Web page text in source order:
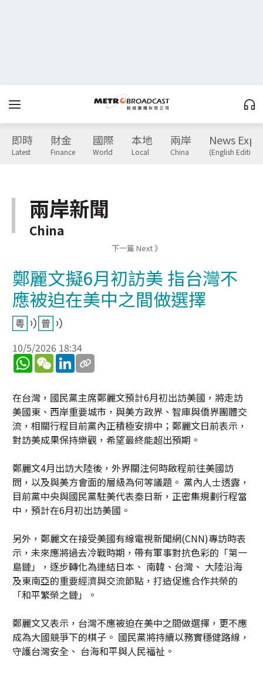
即時
Latest
財金
Finance
國際
World
本地
Local
兩岸
China
News
(English Edition)
兩岸新聞
China
下一篇 Next 》
鄭麗文擬6月初訪美 指台灣不
應被迫在美中之間做選擇
10/5/2026 18:34
WhatsApp
WeChatLinkedIn
在台灣，國民黨主席鄭麗文預計6月初出訪美國，將走訪
美國東、西岸重要城市，與美方政界、智庫與僑界團體交
流，相關行程目前黨內正積極安排中；鄭麗文日前表示，
對訪美成果保持樂觀，希望最終能超出預期。
鄭麗文4月出訪大陸後，外界關注何時啟程前往美國訪
問，以及與美方會面的層級為何等議題。 黨內人士透露，
目前黨中央與國民黨駐美代表秦日新，正密集規劃行程當
中，預計在6月初出訪美國。
另外，鄭麗文在接受美國有線電視新聞網(CNN)專訪時表
示，未來應將過去冷戰時期，帶有軍事對抗色彩的「第一
島鏈」，逐步轉化為連結日本、 南韓、台灣、 大陸沿海
及東南亞的重要經濟與交流節點，打造促進合作共榮的
「和平繁榮之鏈」。
鄭麗文又表示，台灣不應被迫在美中之間做選擇，更不應
成為大國競爭下的棋子。 國民黨將持續以務實穩健路線，
守護台灣安全、 台海和平與人民福祉。